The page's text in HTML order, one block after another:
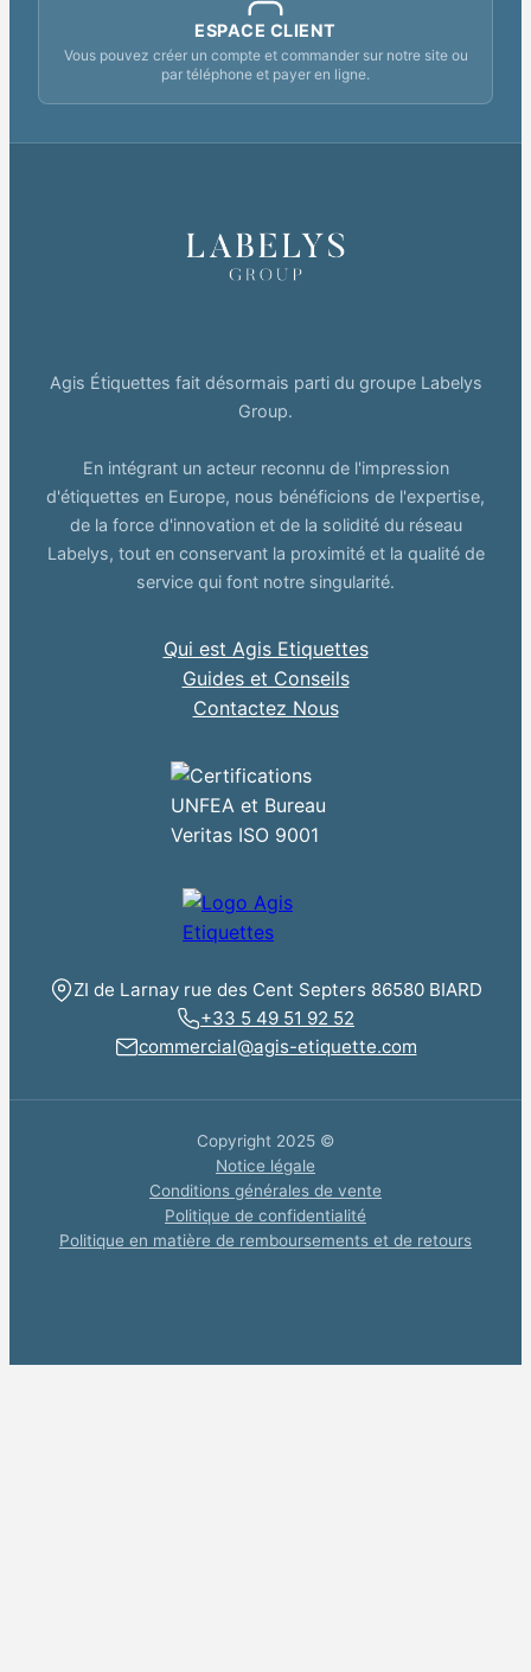
ESPACE CLIENT
Vous pouvez créer un compte et commander sur notre site ou
par téléphone et payer en ligne.
Agis Étiquettes fait désormais parti du groupe Labelys
Group.
En intégrant un acteur reconnu de l'impression
d'étiquettes en Europe, nous bénéficions de l'expertise,
de la force d'innovation et de la solidité du réseau
Labelys, tout en conservant la proximité et la qualité de
service qui font notre singularité.
Qui est Agis Etiquettes
Guides et Conseils
Contactez Nous
ZI de Larnay rue des Cent Septers 86580 BIARD
+33 5 49 51 92 52
commercial@agis-etiquette.com
Copyright 2025 ©
Notice légale
Conditions générales de vente
Politique de confidentialité
Politique en matière de remboursements et de retours